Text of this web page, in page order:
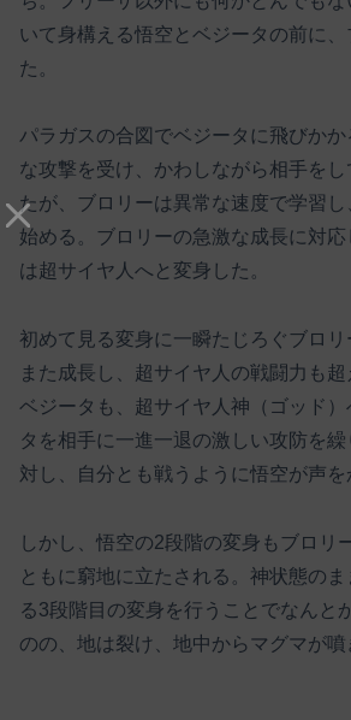
いて身構える悟空とベジータの前に
た。
パラガスの合図でベジータに飛びかか
な攻撃を受け、かわしながら相手を
たが、ブロリーは異常な速度で学習
始める。ブロリーの急激な成長に対
は超サイヤ人へと変身した。
初めて見る変身に一瞬たじろぐブロ
また成長し、超サイヤ人の戦闘力も
ベジータも、超サイヤ人神（ゴッド
タを相手に一進一退の激しい攻防を
対し、自分とも戦うように悟空が声を
しかし、悟空の2段階の変身もブロリ
ともに窮地に立たされる。神状態の
る3段階目の変身を行うことでなんと
のの、地は裂け、地中からマグマが噴